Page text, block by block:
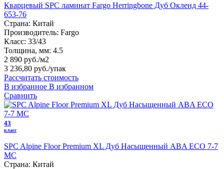
Кварцевый SPC ламинат Fargo Herringbone Дуб Окленд 44-
653-76
Страна: Китай
Производитель: Fargo
Класс: 33/43
Толщина, мм: 4.5
2 890 руб./м2
3 236,80 руб./упак
Рассчитать стоимость
В избранное В избранном
Сравнить
43
класс
SPC Alpine Floor Premium XL Дуб Насыщенный ABA ECO 7-7
MC
Страна: Китай